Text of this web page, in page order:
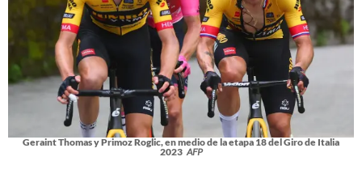
Geraint Thomas y Primoz Roglic, en medio de la etapa 18 del Giro de Italia
2023 AFP